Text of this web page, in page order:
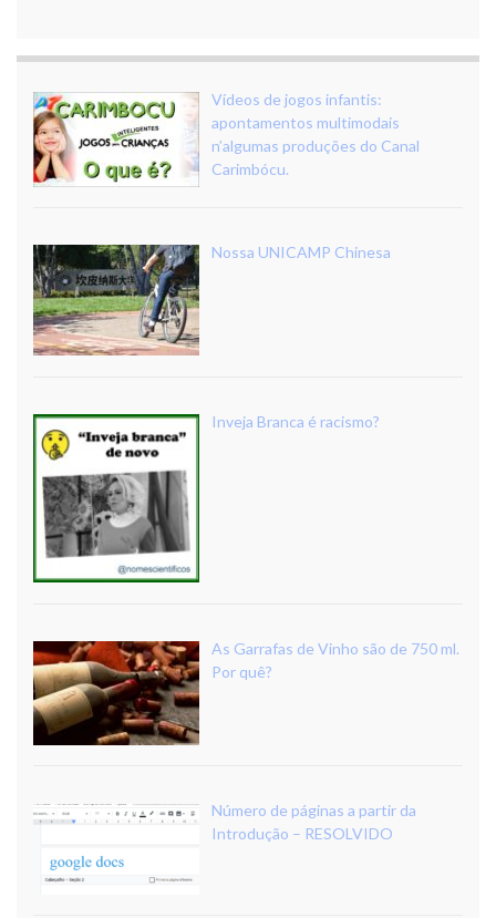
Vídeos de jogos infantis:
apontamentos multimodais
n’algumas produções do Canal
Carimbócu.
Nossa UNICAMP Chinesa
Inveja Branca é racismo?
As Garrafas de Vinho são de 750 ml.
Por quê?
Número de páginas a partir da
Introdução – RESOLVIDO